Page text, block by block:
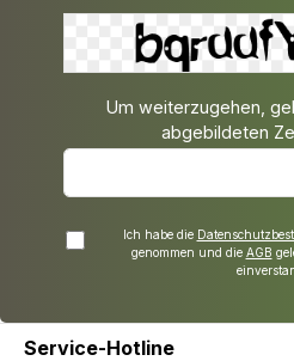
Um weiterzugehen,
abgebildeten
Ich habe die
genommen und die AGB
Service-Hotline